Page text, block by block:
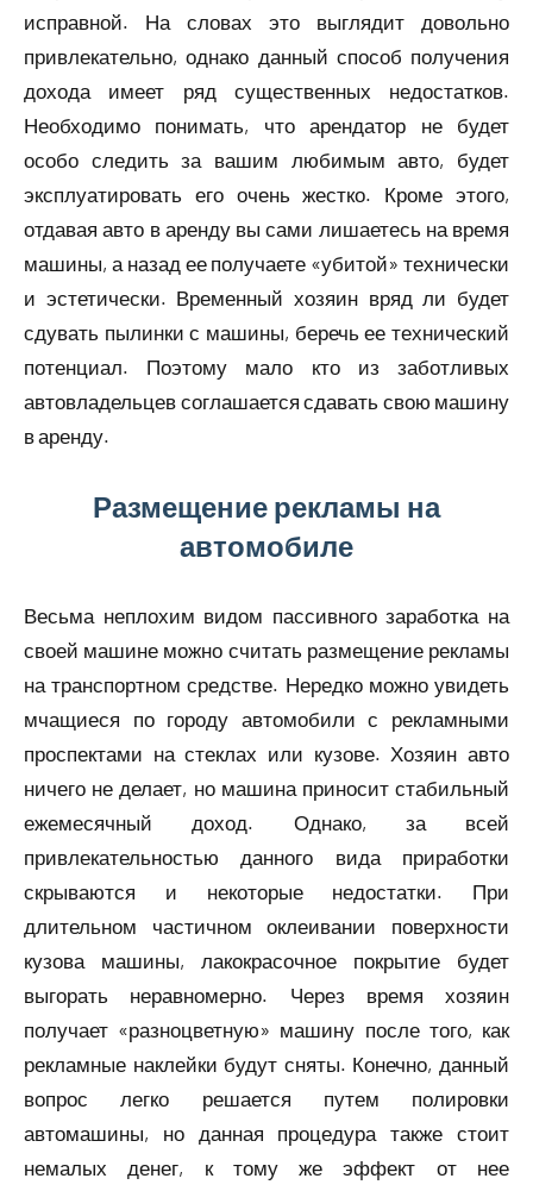
исправной. На словах это выглядит довольно
привлекательно, однако данный способ получения
дохода имеет ряд существенных недостатков.
Необходимо понимать, что арендатор не будет
особо следить за вашим любимым авто, будет
эксплуатировать его очень жестко. Кроме этого,
отдавая авто в аренду вы сами лишаетесь на время
машины, а назад ее получаете «убитой» технически
и эстетически. Временный хозяин вряд ли будет
сдувать пылинки с машины, беречь ее технический
потенциал. Поэтому мало кто из заботливых
автовладельцев соглашается сдавать свою машину
в аренду.
Размещение рекламы на
автомобиле
Весьма неплохим видом пассивного заработка на
своей машине можно считать размещение рекламы
на транспортном средстве. Нередко можно увидеть
мчащиеся по городу автомобили с рекламными
проспектами на стеклах или кузове. Хозяин авто
ничего не делает, но машина приносит стабильный
ежемесячный доход. Однако, за всей
привлекательностью данного вида приработки
скрываются и некоторые недостатки. При
длительном частичном оклеивании поверхности
кузова машины, лакокрасочное покрытие будет
выгорать неравномерно. Через время хозяин
получает «разноцветную» машину после того, как
рекламные наклейки будут сняты. Конечно, данный
вопрос легко решается путем полировки
автомашины, но данная процедура также стоит
немалых денег, к тому же эффект от нее